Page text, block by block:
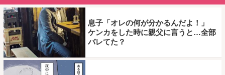
息子「オレの何が分かるんだよ！」
ケンカをした時に親父に言うと…全部
バレてた？